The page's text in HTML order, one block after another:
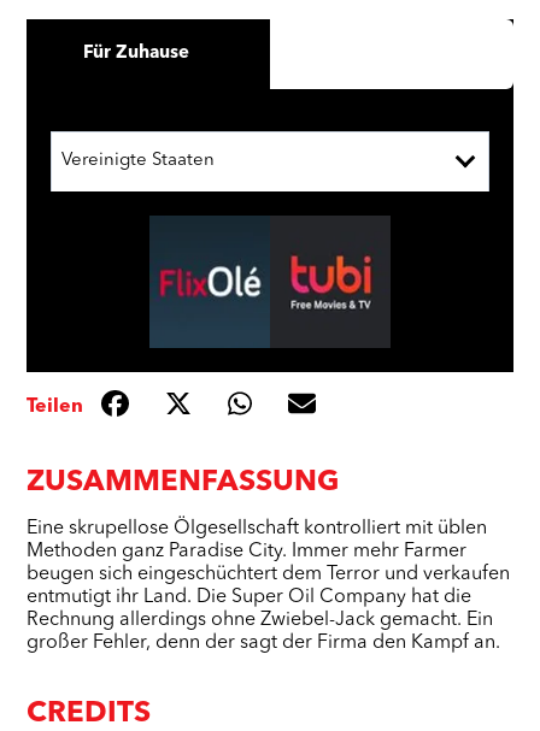
ZUSAMMENFASSUNG
Eine skrupellose Ölgesellschaft kontrolliert mit üblen
Methoden ganz Paradise City. Immer mehr Farmer
beugen sich eingeschüchtert dem Terror und verkaufen
entmutigt ihr Land. Die Super Oil Company hat die
Rechnung allerdings ohne Zwiebel-Jack gemacht. Ein
großer Fehler, denn der sagt der Firma den Kampf an.
CREDITS
Für Zuhause
Vereinigte Staaten
Teilen